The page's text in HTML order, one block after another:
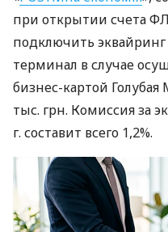
при открытии счета
подключить эквайринг
терминал в случае
бизнес-картой
тыс. грн. Комиссия за
г. составит всего 1,2%.